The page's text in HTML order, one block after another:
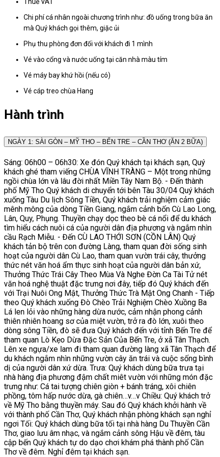
Chi phí cá nhân ngoài chương trình như: đồ uống trong bữa ăn
mà Quý khách gọi thêm, giặc ủi
Phụ thu phòng đơn đối với khách đi 1 mình
Vé vào cổng và nước uống tại căn nhà màu tím
Vé máy bay khứ hồi (nếu có)
Vé cáp treo chùa Hang
Hành trình
NGÀY 1: SÀI GÒN – MỸ THO – BẾN TRE – CẦN THƠ (ĂN 2 BỮA)
Sáng: 06h00 – 06h30: Xe đón Quý khách tại khách sạn, Quý
khách ghé tham viếng CHÙA VĨNH TRÀNG – Một trong những
ngồi chùa lớn và lâu đời nhất Miền Tây Nam Bộ. - Đến thành
phố Mỹ Tho Quý khách di chuyển tới bên Tàu 30/04 Quý khách
xuống Tàu Du lịch Sông Tiền, Quý khách trải nghiệm cảm giác
mênh mông của dòng Tiền Giang, ngắm cảnh bốn Cù Lao Long,
Lân, Quy, Phụng. Thuyền chạy dọc theo bè cá nổi để du khách
tìm hiểu cách nuôi cá của người dân địa phương và ngắm nhìn
cầu Rạch Miễu. - Đến CÙ LAO THỚI SƠN (CỒN LÂN) Quý
khách tản bộ trên con đường Làng, tham quan đời sống sinh
hoạt của người dân Cù Lao, tham quan vườn trái cây, thưởng
thức nét văn hoá ẩm thực sinh hoạt của người dân bản xứ,
Thưởng Thức Trái Cây Theo Mùa Và Nghe Đờn Ca Tài Tử nét
văn hoá nghệ thuật đặc trưng nơi đây, tiếp đó Quý khách đến
với Trại Nuôi Ong Mật, Thưởng Thức Trà Mật Ong Chanh - Tiếp
theo Quý khách xuống Đò Chèo Trải Nghiệm Chèo Xuồng Ba
Lá len lỏi vào những hàng dừa nước, cảm nhận phong cảnh
thiên nhiên hoang sơ của miệt vườn, trở ra đò lớn, xuôi theo
dòng sông Tiền, đò sẽ đưa Quý khách đến với tỉnh Bến Tre để
tham quan Lò Kẹo Dừa Đặc Sản Của Bến Tre, ở xã Tân Thạch.
Lên xe ngựa/xe lam đi tham quan đường làng xã Tân Thạch để
du khách ngắm nhìn những vườn cây ăn trái và cuộc sống bình
dị của người dân xứ dừa. Trưa: Quý khách dùng bữa trưa tại
nhà hàng địa phương đậm chất miêt vườn với những món đặc
trưng như: Cá tai tượng chiên giòn + bánh tráng, xôi chiên
phồng, tôm hấp nước dừa, gà chiên…v…v Chiều: Quý khách trở
về Mỹ Tho bằng thuyền máy. Sau đó Quý khách khởi hành về
với thành phố Cần Thơ, Quý khách nhận phòng khách sạn nghỉ
ngơi Tối: Quý khách dùng bữa tối tại nhà hàng Du Thuyền Cần
Thơ, giao lưu âm nhạc, và ngắm cảnh sông Hậu về đêm, tàu
cập bến Quý khách tự do dạo chơi khám phá thành phố Cần
Thơ về đêm. Nghỉ đêm tại khách sạn.